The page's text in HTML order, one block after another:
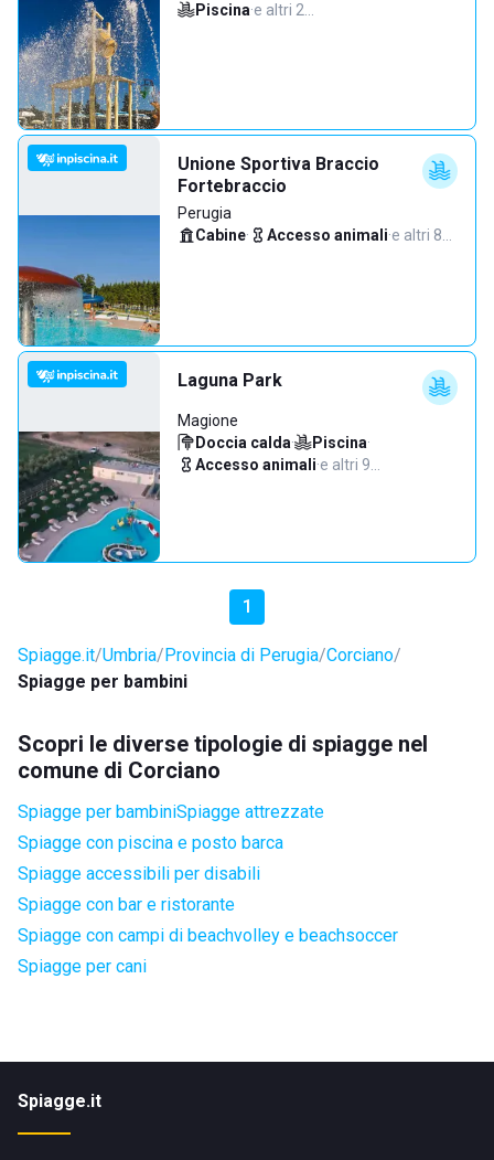
Piscina·e altri 2…
Unione Sportiva Braccio
Fortebraccio
Perugia
Cabine· Accesso animali·e altri 8…
Laguna Park
Magione
Doccia calda· Piscina·
Accesso animali·e altri 9…
1
Spiagge.it Umbria Provincia di Perugia Corciano
Spiagge per bambini
Scopri le diverse tipologie di spiagge nel
comune di Corciano
Spiagge per bambiniSpiagge attrezzate
Spiagge con piscina e posto barca
Spiagge accessibili per disabili
Spiagge con bar e ristorante
Spiagge con campi di beachvolley e beachsoccer
Spiagge per cani
Spiagge.it